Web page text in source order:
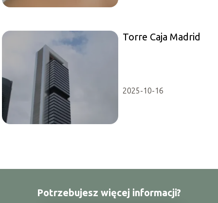
Torre Caja Madrid
2025-10-16
Potrzebujesz więcej informacji?